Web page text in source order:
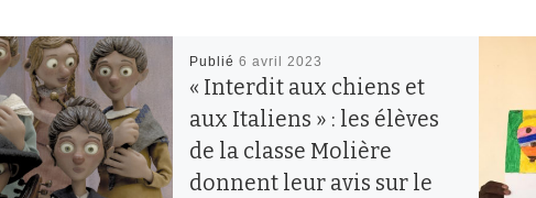
Publié 6 avril 2023
« Interdit aux chiens et
aux Italiens » : les élèves
de la classe Molière
donnent leur avis sur le